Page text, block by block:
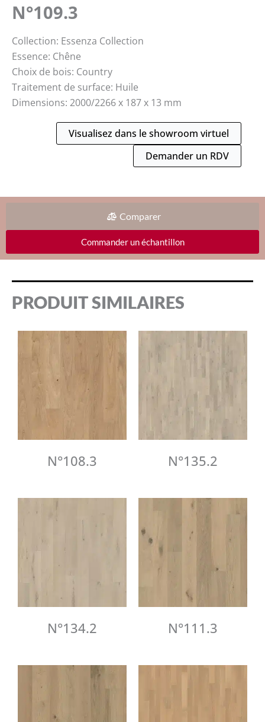
N°109.3
Collection: Essenza Collection
Essence: Chêne
Choix de bois: Country
Traitement de surface: Huile
Dimensions: 2000/2266 x 187 x 13 mm
Visualisez dans le showroom virtuel
Demander un RDV
Comparer
Commander un échantillon
PRODUIT SIMILAIRES
N°108.3 N°135.2
N°134.2 N°111.3